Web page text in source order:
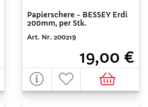
Papierschere - BESSEY Erdi
200mm, per Stk.
Art. Nr. 200219
19,00 €